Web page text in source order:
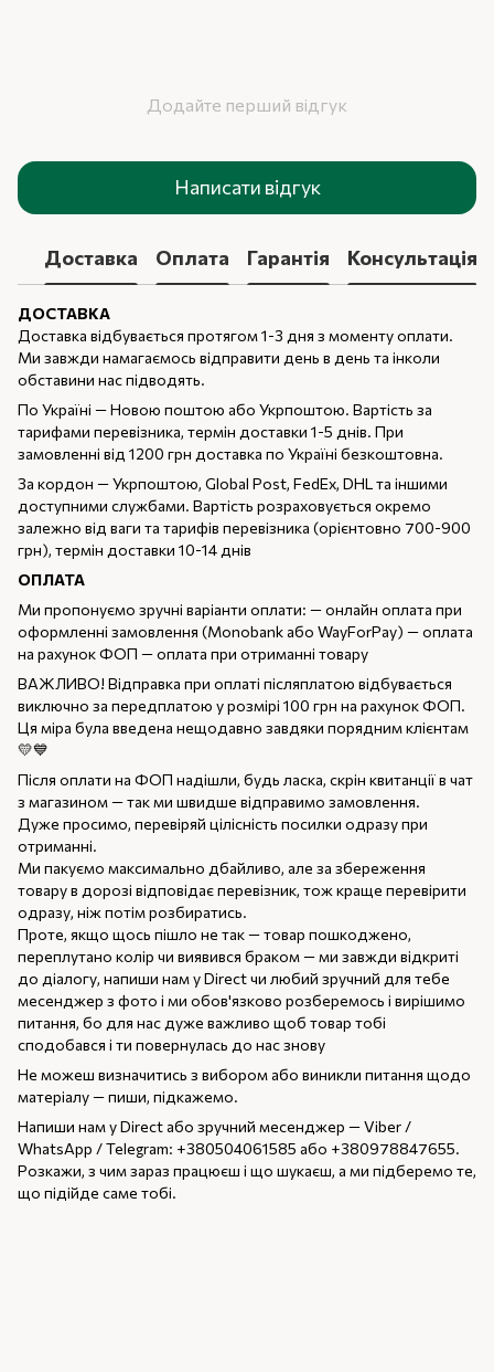
Додайте перший відгук
Написати відгук
Доставка Оплата Гарантія Консультація
ДОСТАВКА
Доставка відбувається протягом 1-3 дня з моменту оплати.
Ми завжди намагаємось відправити день в день та інколи
обставини нас підводять.
По Україні — Новою поштою або Укрпоштою. Вартість за
тарифами перевізника, термін доставки 1-5 днів. При
замовленні від 1200 грн доставка по Україні безкоштовна.
За кордон — Укрпоштою, Global Post, FedEx, DHL та іншими
доступними службами. Вартість розраховується окремо
залежно від ваги та тарифів перевізника (орієнтовно 700-900
грн), термін доставки 10-14 днів
ОПЛАТА
Ми пропонуємо зручні варіанти оплати: — онлайн оплата при
оформленні замовлення (Monobank або WayForPay) — оплата
на рахунок ФОП — оплата при отриманні товару
ВАЖЛИВО! Відправка при оплаті післяплатою відбувається
виключно за передплатою у розмірі 100 грн на рахунок ФОП.
Ця міра була введена нещодавно завдяки порядним клієнтам
💛💙
Після оплати на ФОП надішли, будь ласка, скрін квитанції в чат
з магазином — так ми швидше відправимо замовлення.
Дуже просимо, перевіряй цілісність посилки одразу при
отриманні.
Ми пакуємо максимально дбайливо, але за збереження
товару в дорозі відповідає перевізник, тож краще перевірити
одразу, ніж потім розбиратись.
Проте, якщо щось пішло не так — товар пошкоджено,
переплутано колір чи виявився браком — ми завжди відкриті
до діалогу, напиши нам у Direct чи любий зручний для тебе
месенджер з фото і ми обов'язково розберемось і вирішимо
питання, бо для нас дуже важливо щоб товар тобі
сподобався і ти повернулась до нас знову
Не можеш визначитись з вибором або виникли питання щодо
матеріалу — пиши, підкажемо.
Напиши нам у Direct або зручний месенджер — Viber /
WhatsApp / Telegram: +380504061585 або +380978847655.
Розкажи, з чим зараз працюєш і що шукаєш, а ми підберемо те,
що підійде саме тобі.